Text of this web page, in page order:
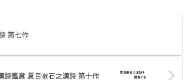
第七作
詩鑑賞 夏目漱石之漢詩 第十作